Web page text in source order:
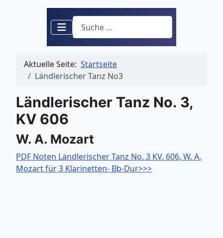
Suchen
Aktuelle Seite: Startseite
Ländlerischer Tanz No3
Ländlerischer Tanz No. 3,
KV 606
W. A. Mozart
PDF Noten Ländlerischer Tanz No. 3 KV. 606, W. A.
Mozart für 3 Klarinetten- Bb-Dur>>>